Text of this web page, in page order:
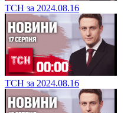
ТСН за 2024.08.16
ТСН за 2024.08.16